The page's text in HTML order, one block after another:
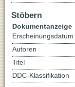
Stöbern
Dokumentanzeige
Erscheinungsdatum
Autoren
Titel
DDC-Klassifikation